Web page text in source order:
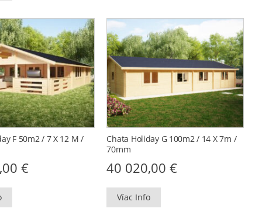
F 50m2 / 7 X 12 M /
€
Chata Holiday G 100m2 / 14 X 7m /
70mm
40 020,00€
Víac Info